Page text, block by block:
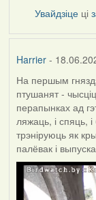
Увайдзіце ці
Harrier-
На першым
птушанят -
перапынках ад
ляжаць, і спяць,
трэніруюць як
палёвак і